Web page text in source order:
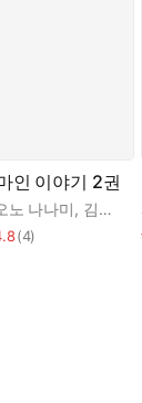
인 이야기 2권
노 나나미, 김석희
(4)